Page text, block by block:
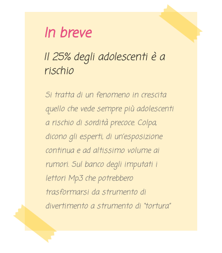
In breve
Il 25% degli adolescenti è a
rischio
Si tratta di un fenomeno in crescita
quello che vede sempre più adolescenti
a rischio di sordità precoce. Colpa,
dicono gli esperti, di un’esposizione
continua e ad altissimo volume ai
rumori. Sul banco degli imputati i
lettori Mp3 che potrebbero
trasformarsi da strumento di
divertimento a strumento di “tortura”